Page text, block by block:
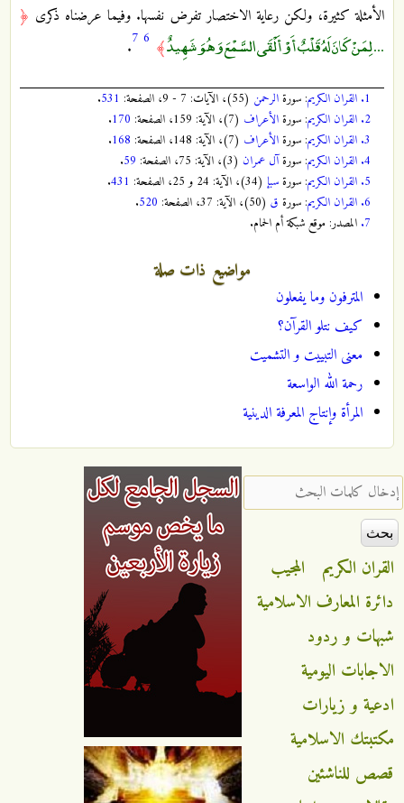
الأمثلة كثيرة، ولكن رعاية الاختصار تفرض نفسها. وفيما عرضناه ذكرى ﴿
... لِمَنْ كَانَ لَهُ قَلْبٌ أَوْ أَلْقَى السَّمْعَ وَهُوَ شَهِيدٌ﴾ 6
7
.
1. القران الكريم: سورةالرحمن (55)، الآيات: 7 - 9، الصفحة: 531
.
2. القران الكريم: سورةالأعراف (7)، الآية: 159، الصفحة: 170
.
3. القران الكريم: سورةالأعراف (7)، الآية: 148، الصفحة: 168
.
4. القران الكريم: سورةآل عمران (3)، الآية: 75، الصفحة: 59
.
5. القران الكريم: سورةسبإ (34)، الآية: 24 و 25، الصفحة: 431
.
6. القران الكريم: سورة ق (50)، الآية: 37، الصفحة: 520
.
7. المصدر: موقع شبكة أم الحمام.
مواضيع ذات صلة
المترفون وما يفعلون
كيف نتلو القرآن؟
معنى التبييت و التشميت
رحمة الله الواسعة
المرأة وإنتاج المعرفة الدينية
‏إدخال كلمات البحث ‏
القران الكريم
المجيب
دائرة المعارف الاسلامية
شبهات و ردود
الاجابات اليومية
ادعية و زيارات
مكتبتك الاسلامية
قصص للناشئين